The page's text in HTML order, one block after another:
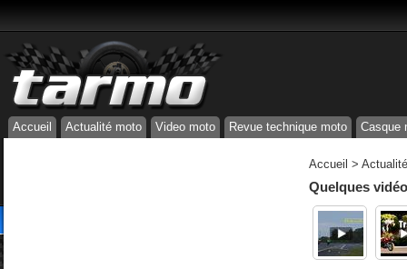
Accueil Actualité moto Video moto Revue technique moto Casque
Accueil >
Quelques